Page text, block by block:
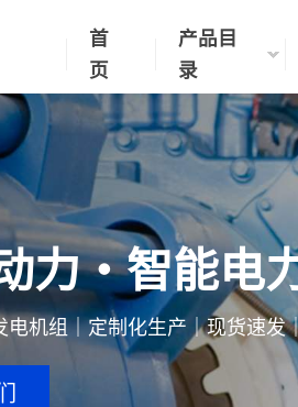
首
页
产品目
录
力・智能电
电机组｜定制化生产｜现货速发